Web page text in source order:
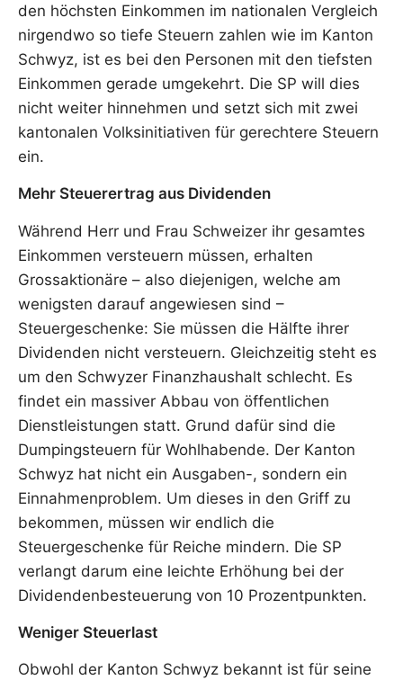
den höchsten Einkommen im nationalen Vergleich
nirgendwo so tiefe Steuern zahlen wie im Kanton
Schwyz, ist es bei den Personen mit den tiefsten
Einkommen gerade umgekehrt. Die SP will dies
nicht weiter hinnehmen und setzt sich mit zwei
kantonalen Volksinitiativen für gerechtere Steuern
ein.
Mehr Steuerertrag aus Dividenden
Während Herr und Frau Schweizer ihr gesamtes
Einkommen versteuern müssen, erhalten
Grossaktionäre – also diejenigen, welche am
wenigsten darauf angewiesen sind –
Steuergeschenke: Sie müssen die Hälfte ihrer
Dividenden nicht versteuern. Gleichzeitig steht es
um den Schwyzer Finanzhaushalt schlecht. Es
findet ein massiver Abbau von öffentlichen
Dienstleistungen statt. Grund dafür sind die
Dumpingsteuern für Wohlhabende. Der Kanton
Schwyz hat nicht ein Ausgaben-, sondern ein
Einnahmenproblem. Um dieses in den Griff zu
bekommen, müssen wir endlich die
Steuergeschenke für Reiche mindern. Die SP
verlangt darum eine leichte Erhöhung bei der
Dividendenbesteuerung von 10 Prozentpunkten.
Weniger Steuerlast
Obwohl der Kanton Schwyz bekannt ist für seine